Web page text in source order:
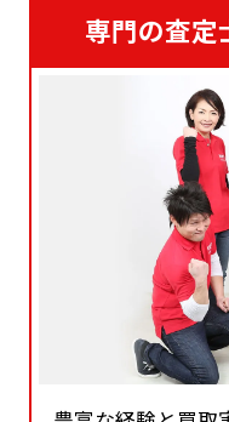
専門の査定